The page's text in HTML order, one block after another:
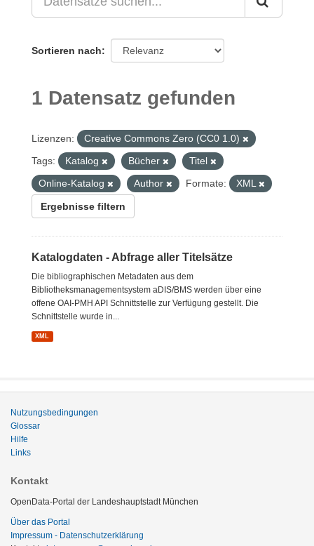
Sortieren nach
1 Datensatz gefunden
Lizenzen:
Creative Commons Zero (CC0 1.0)
Tags:
Katalog Bücher
Titel
Online-Katalog
Author Formate: XML
Ergebnisse filtern
Katalogdaten - Abfrage aller Titelsätze
Die bibliographischen Metadaten aus dem
Bibliotheksmanagementsystem aDIS/BMS werden über eine
offene OAI-PMH API Schnittstelle zur Verfügung gestellt. Die
Schnittstelle wurde in...
XML
Nutzungsbedingungen
Glossar
Hilfe
Links
Kontakt
OpenData-Portal der Landeshauptstadt München
Über das Portal
Impressum - Datenschutzerklärung